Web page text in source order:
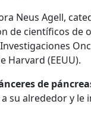
Neus Agell,
de científicos
Harvard (EEUU).
de
su alrededor y